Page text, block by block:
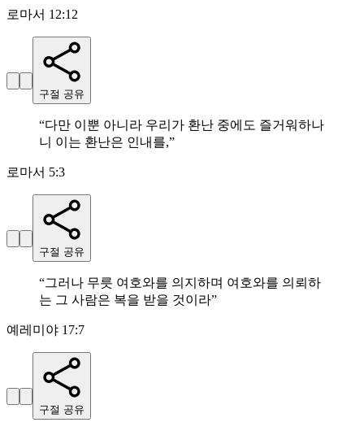
로마서 12:12
구절 공유
“다만 이뿐 아니라 우리가 환난 중에도 즐거워하나
니 이는 환난은 인내를,”
로마서 5:3
구절 공유
“그러나 무릇 여호와를 의지하며 여호와를 의뢰하
는 그 사람은 복을 받을 것이라”
예레미야 17:7
구절 공유